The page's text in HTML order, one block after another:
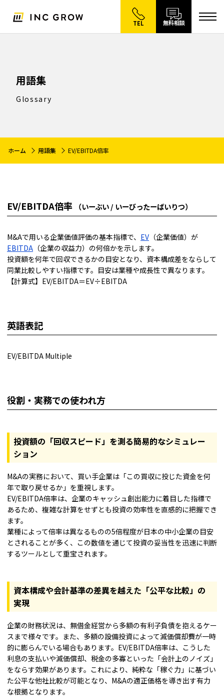
TEL 無料相談
用語集
Glossary
ホーム 用語集 EV/EBITDA倍率
EV/EBITDA倍率 （いーぶい / いーびったーばいりつ）
M&Aで用いる企業価値評価の基本指標で、 EV （企業価値）が
EBITDA （企業の収益力）の何倍かを示します。
投資額を何年で回収できるかの目安となり、資本構成差をならして
同業比較しやすい指標です。目安は業種や成長性で異なります。
【計算式】EV/EBITDA＝EV÷EBITDA
英語表記
EV/EBITDA Multiple
役割・実務での使われ方
投資額の「回収スピード」を測る簡易的なシミュレー
ション
M&Aの実務において、買い手企業は「この買収に投じた資金を何
年で取り戻せるか」を重視します。
EV/EBITDA倍率は、企業のキャッシュ創出能力に着目した指標で
あるため、複雑な計算をせずとも投資の効率性を直感的に把握でき
ます。
業種によって倍率は異なるものの5倍程度が日本の中小企業の目安
とされることが多く、この数値を通じて投資の妥当性を迅速に判断
するツールとして重宝されます。
資本構成や会計基準の差異を越えた「公平な比較」の
実現
企業の財務状況は、無借金経営から多額の有利子負債を抱えるケー
スまで様々です。また、多額の設備投資によって減価償却費が一時
的に膨らんでいる場合もあります。EV/EBITDA倍率は、こうした
利息の支払いや減価償却、税金の多寡といった「会計上のノイズ」
をならす効果があります。これにより、純粋な「稼ぐ力」に基づい
た公平な他社比較が可能となり、M&Aの適正価格を導き出す有力
な根拠となります。